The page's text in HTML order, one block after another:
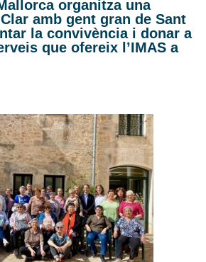
organitza una
amb gent gran de Sant
la convivència i donar a
que ofereix l’IMAS a